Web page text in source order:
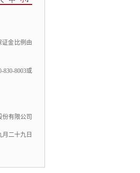
证金比例由
8003或
份有限公司
月二十九日